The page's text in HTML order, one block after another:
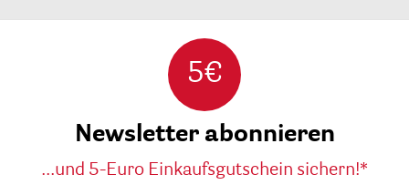
5€
Newsletter abonnieren
...und 5-Euro Einkaufsgutschein sichern!*